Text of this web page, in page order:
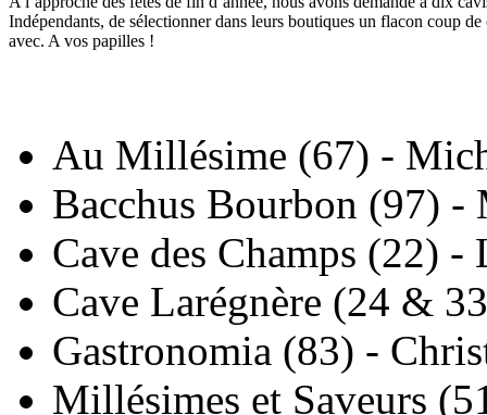
Indépendants, de sélectionner dans leurs boutiques un flacon coup
avec. A vos papilles !
Au Millésime (67) -
Bacchus Bourbon (97) -
Cave des Champs (22) -
Cave Larégnère (24 &
Gastronomia (83) -
Millésimes et Saveurs